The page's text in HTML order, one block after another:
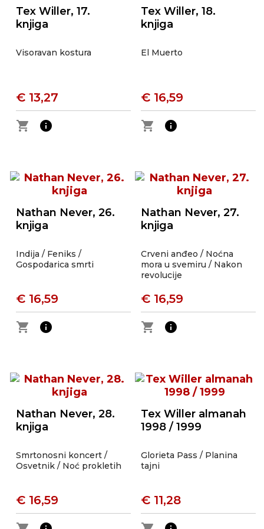
Tex Willer, 17.
knjiga
Visoravan kostura
€ 13,27
shopping_cart
info
Tex Willer, 18.
knjiga
El Muerto
€ 16,59
shopping_cart
info
Nathan Never, 26.
knjiga
Indija / Feniks /
Gospodarica smrti
€ 16,59
shopping_cart
info
Nathan Never, 27.
knjiga
Crveni anđeo / Noćna
mora u svemiru / Nakon
revolucije
€ 16,59
shopping_cart
info
Nathan Never, 28.
knjiga
Smrtonosni koncert /
Osvetnik / Noć prokletih
€ 16,59
Tex Willer almanah
1998 / 1999
Glorieta Pass / Planina
tajni
€ 11,28